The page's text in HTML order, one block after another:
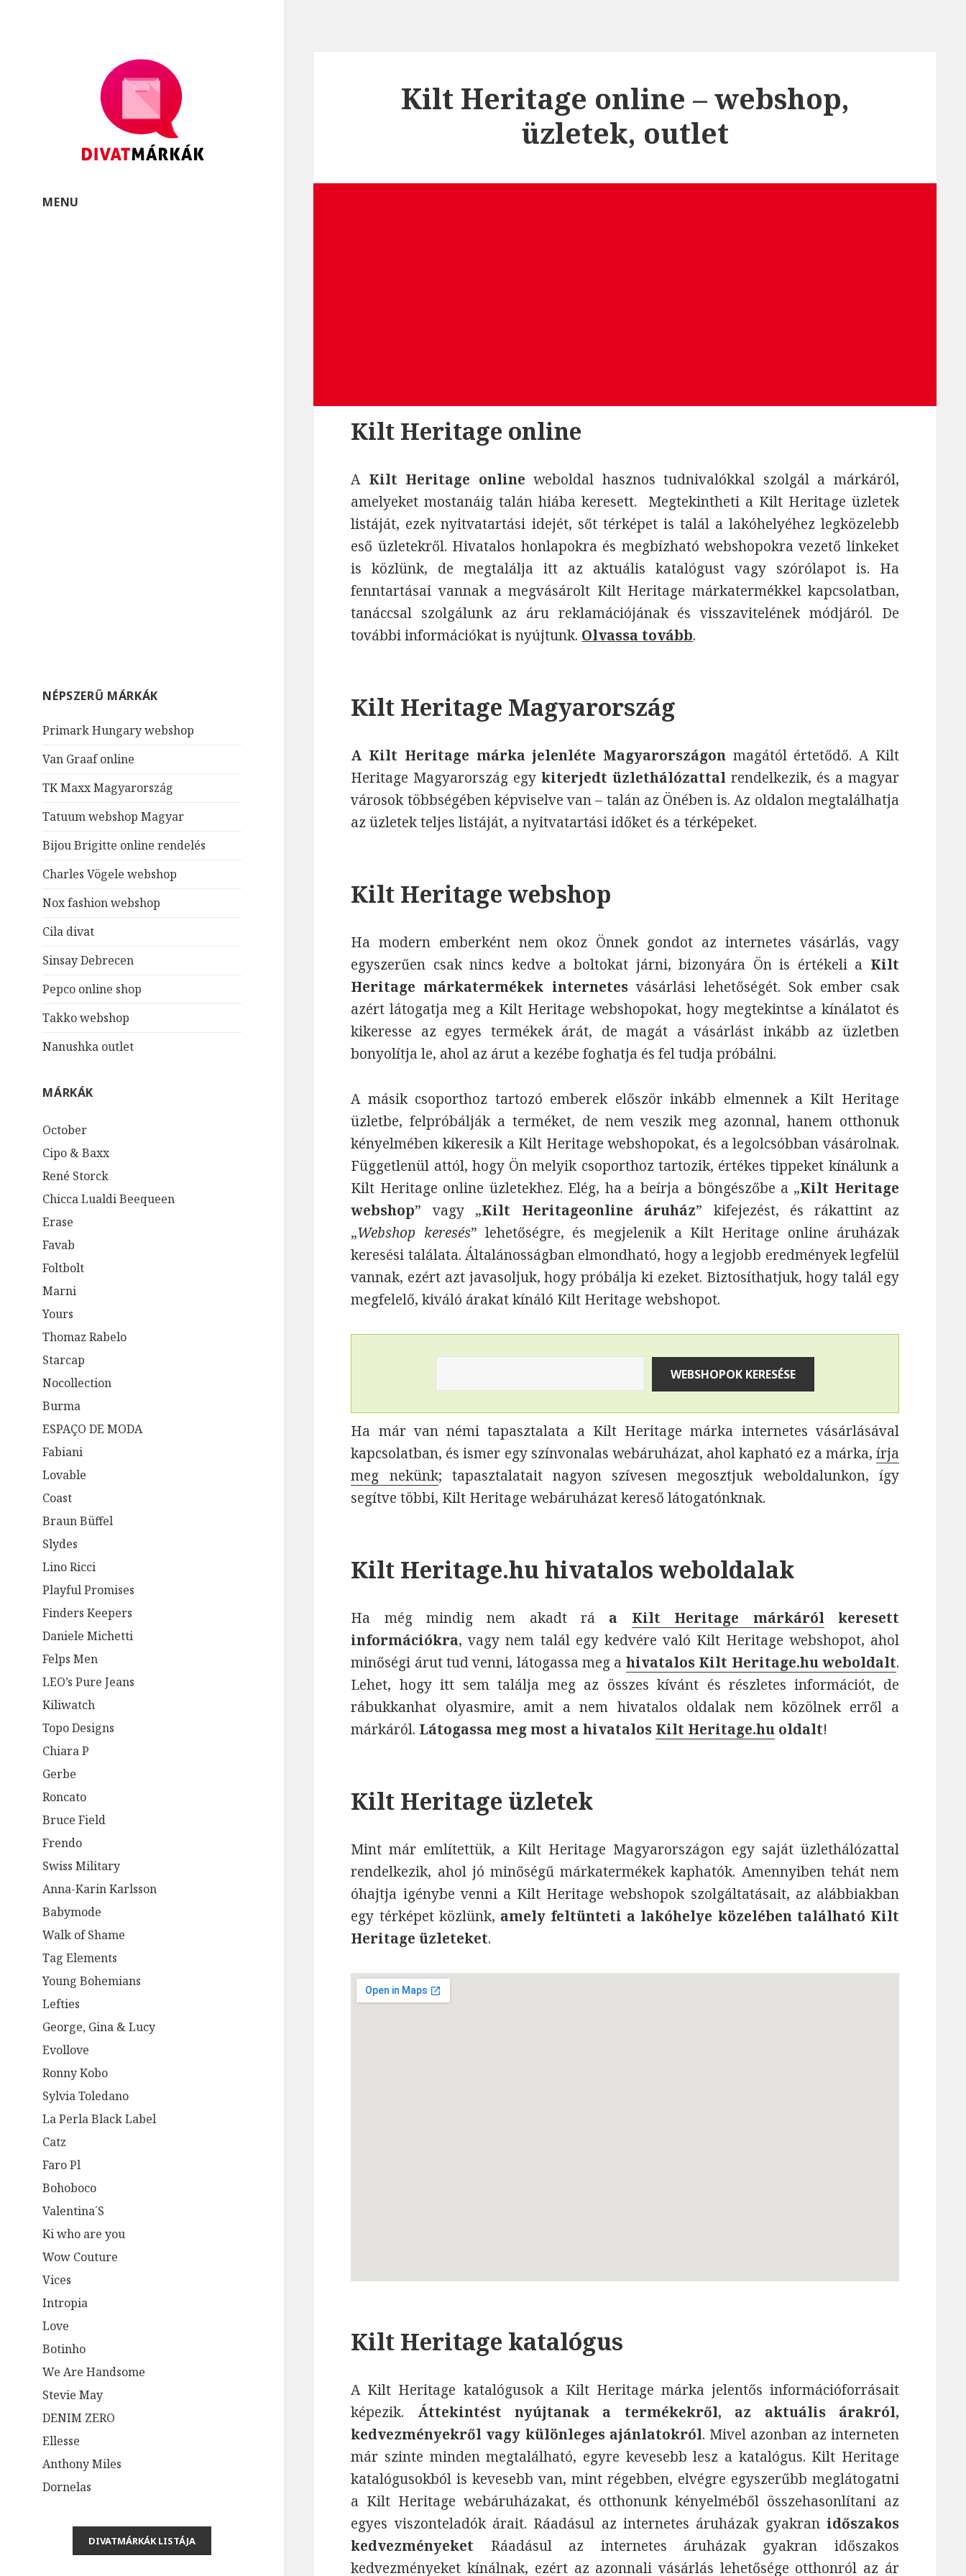
Divatmárkák
Divatmárkák és márkás
öltözékek
MENU
NÉPSZERŰ MÁRKÁK
Primark Hungary webshop
Van Graaf online
TK Maxx Magyarország
Tatuum webshop Magyar
Bijou Brigitte online rendelés
Charles Vögele webshop
Nox fashion webshop
Cila divat
Sinsay Debrecen
Pepco online shop
Takko webshop
Nanushka outlet
MÁRKÁK
October
Cipo & Baxx
René Storck
Chicca Lualdi Beequeen
Erase
Favab
Foltbolt
Marni
Yours
Thomaz Rabelo
Starcap
Nocollection
Burma
ESPAÇO DE MODA
Fabiani
Lovable
Coast
Braun Büffel
Slydes
Lino Ricci
Playful Promises
Finders Keepers
Daniele Michetti
Felps Men
LEO’s Pure Jeans
Kiliwatch
Topo Designs
Chiara P
Gerbe
Roncato
Bruce Field
Frendo
Swiss Military
Anna-Karin Karlsson
Babymode
Walk of Shame
Tag Elements
Young Bohemians
Lefties
George, Gina & Lucy
Evollove
Ronny Kobo
Sylvia Toledano
La Perla Black Label
Catz
Faro Pl
Bohoboco
Valentina´S
Ki who are you
Wow Couture
Vices
Intropia
Love
Botinho
We Are Handsome
Stevie May
DENIM ZERO
Ellesse
Anthony Miles
Dornelas
Kilt Heritage online – webshop,
üzletek, outlet
Kilt Heritage online
A Kilt Heritage online weboldal hasznos tudnivalókkal szolgál a márkáról,
amelyeket mostanáig talán hiába keresett. Megtekintheti a Kilt Heritage üzletek
listáját, ezek nyitvatartási idejét, sőt térképet is talál a lakóhelyéhez legközelebb
eső üzletekről. Hivatalos honlapokra és megbízható webshopokra vezető linkeket
is közlünk, de megtalálja itt az aktuális katalógust vagy szórólapot is. Ha
fenntartásai vannak a megvásárolt Kilt Heritage márkatermékkel kapcsolatban,
tanáccsal szolgálunk az áru reklamációjának és visszavitelének módjáról. De
további információkat is nyújtunk. Olvassa tovább.
Kilt Heritage Magyarország
A Kilt Heritage márka jelenléte Magyarországon magától értetődő. A Kilt
Heritage Magyarország egy kiterjedt üzlethálózattal rendelkezik, és a magyar
városok többségében képviselve van – talán az Önében is. Az oldalon megtalálhatja
az üzletek teljes listáját, a nyitvatartási időket és a térképeket.
Kilt Heritage webshop
Ha modern emberként nem okoz Önnek gondot az internetes vásárlás, vagy
egyszerűen csak nincs kedve a boltokat járni, bizonyára Ön is értékeli a Kilt
Heritage márkatermékek internetesvásárlási lehetőségét. Sok ember csak
azért látogatja meg a Kilt Heritage webshopokat, hogy megtekintse a kínálatot és
kikeresse az egyes termékek árát, de magát a vásárlást inkább az üzletben
bonyolítja le, ahol az árut a kezébe foghatja és fel tudja próbálni.
A másik csoporthoz tartozó emberek először inkább elmennek a Kilt Heritage
üzletbe, felpróbálják a terméket, de nem veszik meg azonnal, hanem otthonuk
kényelmében kikeresik a Kilt Heritage webshopokat, és a legolcsóbban vásárolnak.
Függetlenül attól, hogy Ön melyik csoporthoz tartozik, értékes tippeket kínálunk a
Kilt Heritage online üzletekhez. Elég, ha a beírja a böngészőbe a „Kilt Heritage
webshop” vagy „Kilt Heritageonline áruház” kifejezést, és rákattint az
„Webshop keresés” lehetőségre, és megjelenik a Kilt Heritage online áruházak
keresési találata. Általánosságban elmondható, hogy a legjobb eredmények legfelül
vannak, ezért azt javasoljuk, hogy próbálja ki ezeket. Biztosíthatjuk, hogy talál egy
megfelelő, kiváló árakat kínáló Kilt Heritage webshopot.
Ha már van némi tapasztalata a Kilt Heritage márka internetes vásárlásával
kapcsolatban, és ismer egy színvonalas webáruházat, ahol kapható ez a márka, írja
meg nekünk; tapasztalatait nagyon szívesen megosztjuk weboldalunkon, így
segítve többi, Kilt Heritage webáruházat kereső látogatónknak.
Kilt Heritage.hu hivatalos weboldalak
Ha még mindig nem akadt rá a Kilt Heritage márkáról keresett
információkra, vagy nem talál egy kedvére való Kilt Heritage webshopot, ahol
minőségi árut tud venni, látogassa meg a hivatalos Kilt Heritage.hu weboldalt.
Lehet, hogy itt sem találja meg az összes kívánt és részletes információt, de
rábukkanhat olyasmire, amit a nem hivatalos oldalak nem közölnek erről a
márkáról. Látogassa meg most a hivatalos Kilt Heritage.hu oldalt!
Kilt Heritage üzletek
Mint már említettük, a Kilt Heritage Magyarországon egy saját üzlethálózattal
rendelkezik, ahol jó minőségű márkatermékek kaphatók. Amennyiben tehát nem
óhajtja igénybe venni a Kilt Heritage webshopok szolgáltatásait, az alábbiakban
egy térképet közlünk, amely feltünteti a lakóhelye közelében található Kilt
Heritage üzleteket.
Kilt Heritage katalógus
A Kilt Heritage katalógusok a Kilt Heritage márka jelentős információforrásait
képezik. Áttekintést nyújtanak a termékekről, az aktuális árakról,
kedvezményekről vagy különleges ajánlatokról. Mivel azonban az interneten
már szinte minden megtalálható, egyre kevesebb lesz a katalógus. Kilt Heritage
katalógusokból is kevesebb van, mint régebben, elvégre egyszerűbb meglátogatni
a Kilt Heritage webáruházakat, és otthonunk kényelméből összehasonlítani az
egyes viszonteladók árait. Ráadásul az internetes áruházak gyakran időszakos
kedvezményeket Ráadásul az internetes áruházak gyakran időszakos
kedvezményeket kínálnak, ezért az azonnali vásárlás lehetősége otthonról az ár